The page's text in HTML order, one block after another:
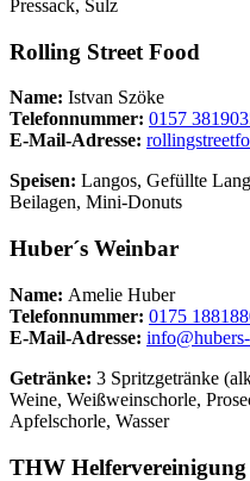
Pressack, Sulz
Rolling Street Food
Name: Istvan Szöke
Telefonnummer: 0157
E-Mail-Adresse:
Speisen: Langos, Gefüllte
Beilagen, Mini-Donuts
Huber´s Weinbar
Name: Amelie Huber
Telefonnummer: 0175
E-Mail-Adresse:
Getränke: 3 Spritzgetränke
Weine, Weißweinschorle,
Apfelschorle, Wasser
THW Helfervereinigung